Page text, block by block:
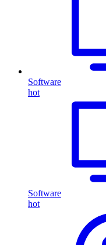
Software
hot
Software
hot